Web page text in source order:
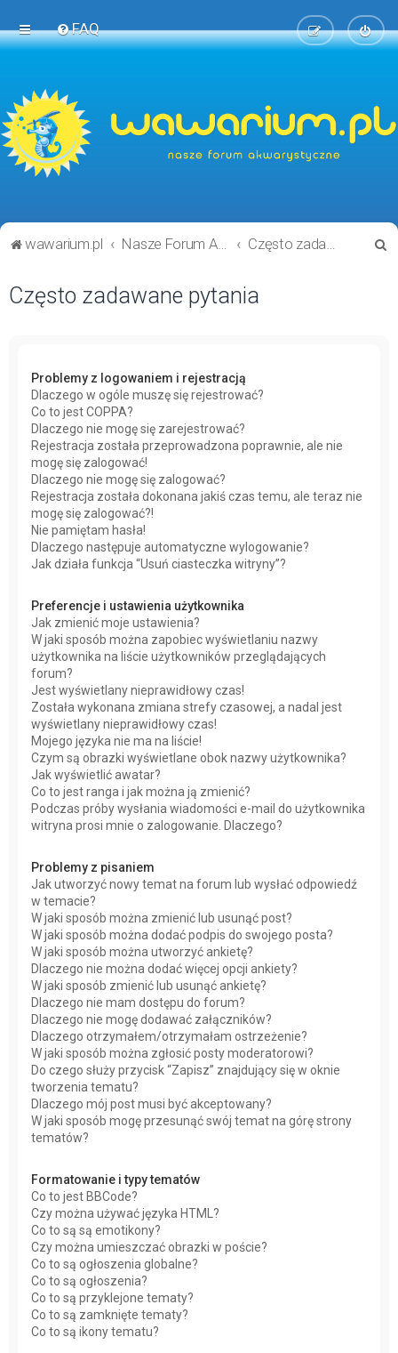
FAQ
wawarium.pl Nasze Forum Akwarystyczne Często zadawane pytania
Często zadawane pytania
Problemy z logowaniem i rejestracją
Dlaczego w ogóle muszę się rejestrować?
Co to jest COPPA?
Dlaczego nie mogę się zarejestrować?
Rejestracja została przeprowadzona poprawnie, ale nie
mogę się zalogować!
Dlaczego nie mogę się zalogować?
Rejestracja została dokonana jakiś czas temu, ale teraz nie
mogę się zalogować?!
Nie pamiętam hasła!
Dlaczego następuje automatyczne wylogowanie?
Jak działa funkcja “Usuń ciasteczka witryny”?
Preferencje i ustawienia użytkownika
Jak zmienić moje ustawienia?
W jaki sposób można zapobiec wyświetlaniu nazwy
użytkownika na liście użytkowników przeglądających
forum?
Jest wyświetlany nieprawidłowy czas!
Została wykonana zmiana strefy czasowej, a nadal jest
wyświetlany nieprawidłowy czas!
Mojego języka nie ma na liście!
Czym są obrazki wyświetlane obok nazwy użytkownika?
Jak wyświetlić awatar?
Co to jest ranga i jak można ją zmienić?
Podczas próby wysłania wiadomości e-mail do użytkownika
witryna prosi mnie o zalogowanie. Dlaczego?
Problemy z pisaniem
Jak utworzyć nowy temat na forum lub wysłać odpowiedź
w temacie?
W jaki sposób można zmienić lub usunąć post?
W jaki sposób można dodać podpis do swojego posta?
W jaki sposób można utworzyć ankietę?
Dlaczego nie można dodać więcej opcji ankiety?
W jaki sposób zmienić lub usunąć ankietę?
Dlaczego nie mam dostępu do forum?
Dlaczego nie mogę dodawać załączników?
Dlaczego otrzymałem/otrzymałam ostrzeżenie?
W jaki sposób można zgłosić posty moderatorowi?
Do czego służy przycisk “Zapisz” znajdujący się w oknie
tworzenia tematu?
Dlaczego mój post musi być akceptowany?
W jaki sposób mogę przesunąć swój temat na górę strony
tematów?
Formatowanie i typy tematów
Co to jest BBCode?
Czy można używać języka HTML?
Co to są są emotikony?
Czy można umieszczać obrazki w poście?
Co to są ogłoszenia globalne?
Co to są ogłoszenia?
Co to są przyklejone tematy?
Co to są zamknięte tematy?
Co to są ikony tematu?